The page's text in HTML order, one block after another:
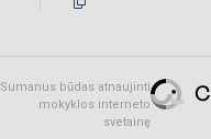
Sumanus būdas atnaujinti
mokyklos interneto
svetainę